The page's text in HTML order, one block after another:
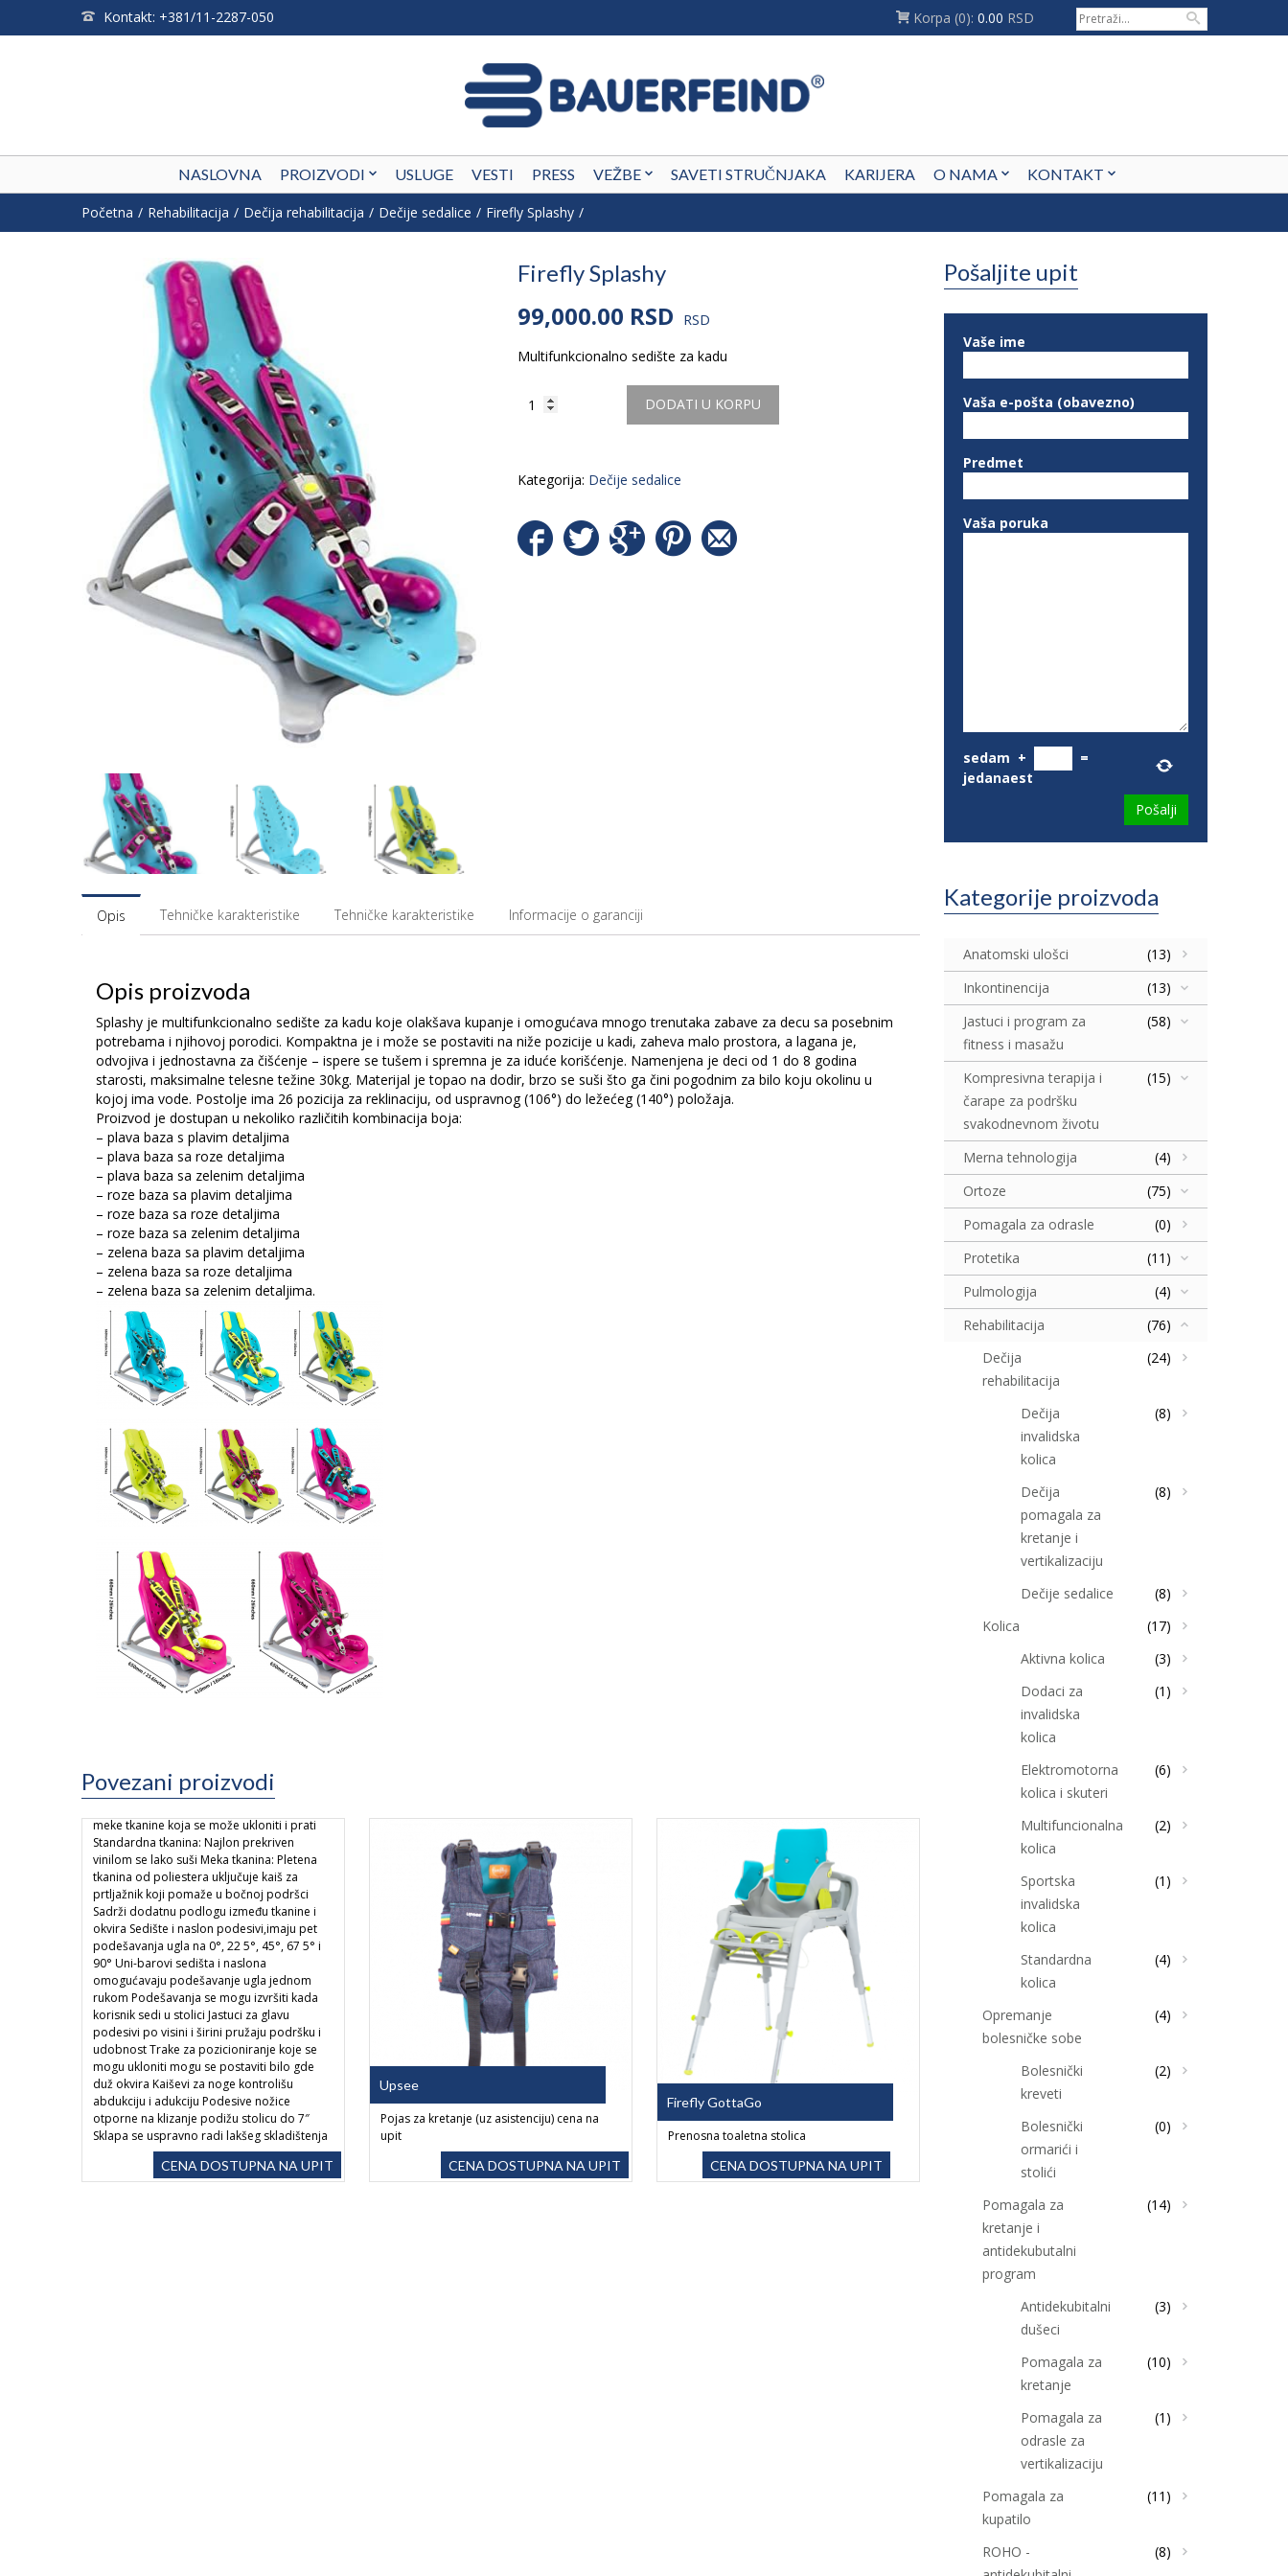
Kontakt: +381/11-2287-050 Korpa (0): 0.00 RSD
NASLOVNA PROIZVODI USLUGE VESTI PRESS VEŽBE SAVETI STRUČNJAKA KARIJERA O NAMA KONTAKT
Početna Rehabilitacija Dečija rehabilitacija Dečije sedalice Firefly Splashy
Firefly Splashy
99,000.00 RSD RSD
Multifunkcionalno sedište za kadu
DODATI U KORPU
Kategorija: Dečije sedalice
Opis Tehničke karakteristike Tehničke karakteristike Informacije o garanciji
Opis proizvoda
Splashy je multifunkcionalno sedište za kadu koje olakšava kupanje i omogućava mnogo trenutaka zabave za decu sa posebnim
potrebama i njihovoj porodici. Kompaktna je i može se postaviti na niže pozicije u kadi, zaheva malo prostora, a lagana je,
odvojiva i jednostavna za čišćenje – ispere se tušem i spremna je za iduće korišćenje. Namenjena je deci od 1 do 8 godina
starosti, maksimalne telesne težine 30kg. Materijal je topao na dodir, brzo se suši što ga čini pogodnim za bilo koju okolinu u
kojoj ima vode. Postolje ima 26 pozicija za reklinaciju, od uspravnog (106°) do ležećeg (140°) položaja.
Proizvod je dostupan u nekoliko različitih kombinacija boja:
– plava baza s plavim detaljima
– plava baza sa roze detaljima
– plava baza sa zelenim detaljima
– roze baza sa plavim detaljima
– roze baza sa roze detaljima
– roze baza sa zelenim detaljima
– zelena baza sa plavim detaljima
– zelena baza sa roze detaljima
– zelena baza sa zelenim detaljima.
Povezani proizvodi
Otter – sedište za kadu dečije
meke tkanine koja se može ukloniti i prati
Standardna tkanina: Najlon prekriven
vinilom se lako suši Meka tkanina: Pletena
tkanina od poliestera uključuje kaiš za
prtljažnik koji pomaže u bočnoj podršci
Sadrži dodatnu podlogu između tkanine i
okvira Sedište i naslon podesivi,imaju pet
podešavanja ugla na 0°, 22 5°, 45°, 67 5° i
90° Uni-barovi sedišta i naslona
omogućavaju podešavanje ugla jednom
rukom Podešavanja se mogu izvršiti kada
korisnik sedi u stolici Jastuci za glavu
podesivi po visini i širini pružaju podršku i
udobnost Trake za pozicioniranje koje se
mogu ukloniti mogu se postaviti bilo gde
duž okvira Kaiševi za noge kontrolišu
abdukciju i adukciju Podesive nožice
otporne na klizanje podižu stolicu do 7″
Sklapa se uspravno radi lakšeg skladištenja
CENA DOSTUPNA NA UPIT
Upsee
Pojas za kretanje (uz asistenciju) cena na
upit
CENA DOSTUPNA NA UPIT
Firefly GottaGo
Prenosna toaletna stolica
CENA DOSTUPNA NA UPIT
Pošaljite upit
Vaše ime
Vaša e-pošta (obavezno)
Predmet
Vaša poruka
sedam +
=
jedanaest
Kategorije proizvoda
Anatomski ulošci
(13)
Inkontinencija
(13)
Jastuci i program za
fitness i masažu
(58)
Kompresivna terapija i
čarape za podršku
svakodnevnom životu
(15)
Merna tehnologija
(4)
Ortoze
(75)
Pomagala za odrasle
(0)
Protetika
(11)
Pulmologija
(4)
Rehabilitacija
(76)
Dečija
rehabilitacija
(24)
Dečija
invalidska
kolica
(8)
Dečija
pomagala za
kretanje i
vertikalizaciju
(8)
Dečije sedalice
(8)
Kolica
(17)
Aktivna kolica
(3)
Dodaci za
invalidska
kolica
(1)
Elektromotorna
kolica i skuteri
(6)
Multifuncionalna
kolica
(2)
Sportska
invalidska
kolica
(1)
Standardna
kolica
(4)
Opremanje
bolesničke sobe
(4)
Bolesnički
kreveti
(2)
Bolesnički
ormarići i
stolići
(0)
Pomagala za
kretanje i
antidekubutalni
program
(14)
Antidekubitalni
dušeci
(3)
Pomagala za
kretanje
(10)
Pomagala za
odrasle za
vertikalizaciju
(1)
Pomagala za
kupatilo
(11)
ROHO -
(8)